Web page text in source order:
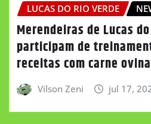
LUCAS DO RIO VERDE
Merendeiras de Lucas
participam de
receitas com carne ovina
Vilson Zeni jul 17,